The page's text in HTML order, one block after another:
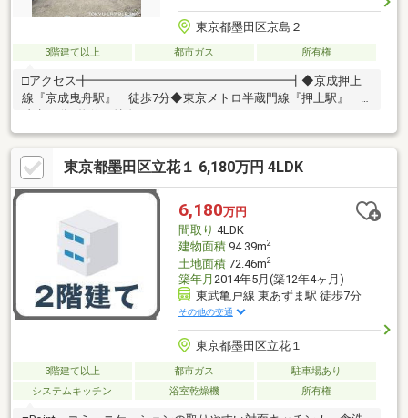
東京都墨田区京島２
3階建て以上 都市ガス 所有権
□アクセス╋━━━━━━━━━━━━━━━━━┫◆京成押上
線『京成曳舟駅』 徒歩7分◆東京メトロ半蔵門線『押上駅』
╋━━━━━━━━━━━━━━━━━┫≪建物≫◆長屋連棟式
の鉄骨造戸建◆建物面積：3階建 合計121.57m2（36.77坪）◆室
内リフォーム履歴有≪土地≫◆土地面積：36.73m2（登記簿面
積）◆南東側前面道路 幅員3.5m～4.0m
東京都墨田区立花１ 6,180万円 4LDK
6,180万円
間取り 4LDK
建物面積94.39m2
土地面積72.46m2
築年月 2014年5月(築12年4ヶ月)
東武亀戸線 東あずま駅 徒歩7分
その他の交通
東京都墨田区立花１
3階建て以上 都市ガス
駐車場あり
システムキッチン
浴室乾燥機 所有権